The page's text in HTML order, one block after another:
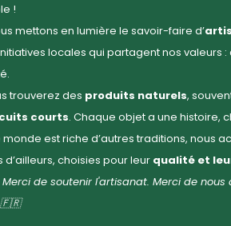
!
mettons en lumière le savoir-faire d’
locales qui partagent nos valeurs
trouverez des produits naturels,
courts. Chaque objet a une histoire,
est riche d’autres traditions, nous
choisies pour leur qualité et
Merci de soutenir l'artisanat. Merci de
🇫🇷